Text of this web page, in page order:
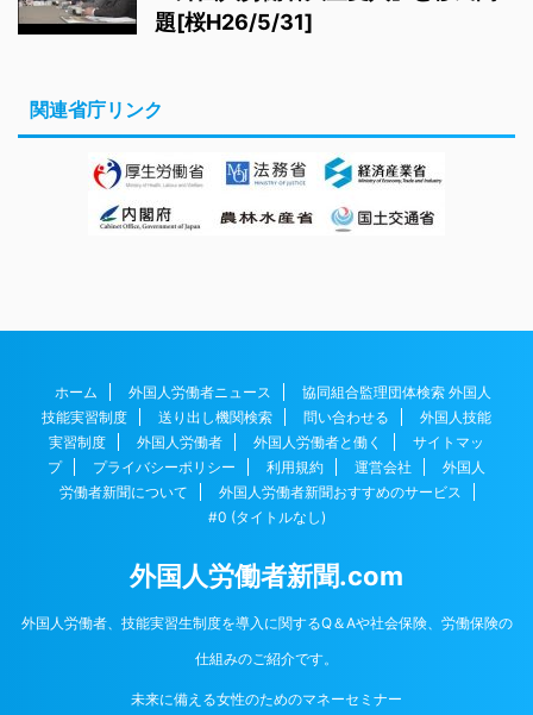
題[桜H26/5/31]
関連省庁リンク
ホーム 外国人労働者ニュース
協同組合監理団体検索 外国人
技能実習制度
送り出し機関検索 問い合わせる
外国人技能
実習制度
外国人労働者 外国人労働者と働く
サイトマッ
プ
プライバシーポリシー 利用規約 運営会社
外国人
労働者新聞について
外国人労働者新聞おすすめのサービス
#0 (タイトルなし)
外国人労働者新聞.com
外国人労働者、技能実習生制度を導入に関するQ＆Aや社会保険、労働保険の
仕組みのご紹介です。
未来に備える女性のためのマネーセミナー